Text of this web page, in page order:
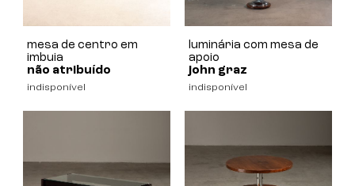
mesa de centro em
imbuia
não atribuído
indisponível
luminária com mesa de
apoio
john graz
indisponível